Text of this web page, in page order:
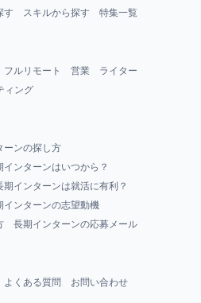
す スキルから探す 特集一覧
フルリモート 営業
ライター
ィング
ーンの探し方
インターンはいつから？
期インターンは就活に有利？
インターンの志望動機
長期インターンの応募メール
よくある質問 お問い合わせ